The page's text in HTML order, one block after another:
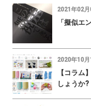
2021年02月
「擬似エ
2020年10月
【コラム
しょうか?